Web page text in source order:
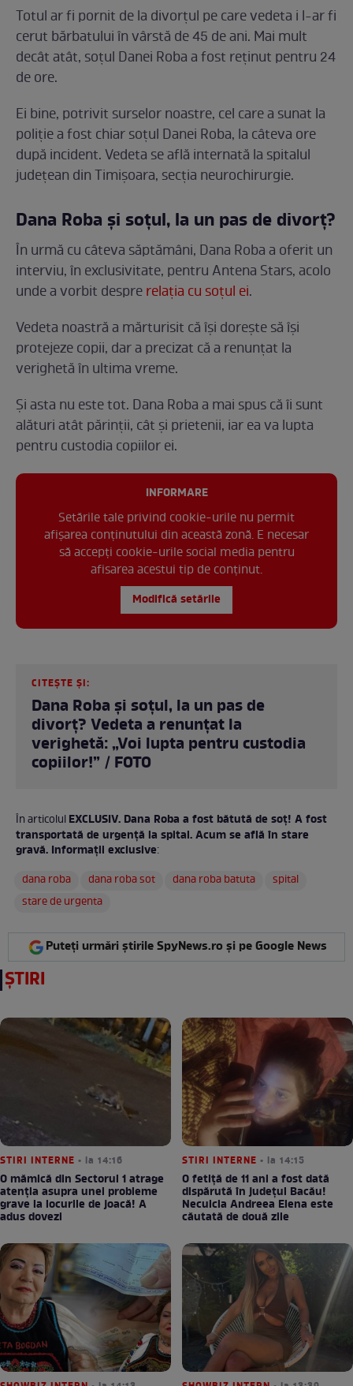
Totul ar fi pornit de la divorțul pe care vedeta i l-ar fi
cerut bărbatului în vârstă de 45 de ani. Mai mult
decât atât, soțul Danei Roba a fost reținut pentru 24
de ore.
Ei bine, potrivit surselor noastre, cel care a sunat la
poliție a fost chiar soțul Danei Roba, la câteva ore
după incident. Vedeta se află internată la spitalul
județean din Timișoara, secția neurochirurgie.
Dana Roba și soțul, la un pas de divorț?
În urmă cu câteva săptămâni, Dana Roba a oferit un
interviu, în exclusivitate, pentru Antena Stars, acolo
unde a vorbit desprerelația cu soțul ei.
Vedeta noastră a mărturisit că își dorește să își
protejeze copii, dar a precizat că a renunțat la
verighetă în ultima vreme.
Și asta nu este tot. Dana Roba a mai spus că îi sunt
alături atât părinții, cât și prietenii, iar ea va lupta
pentru custodia copiilor ei.
INFORMARE
Setările tale privind cookie-urile nu permit
afișarea conținutului din această zonă. E necesar
să accepți cookie-urile social media pentru
afisarea acestui tip de conținut.
Modifică setările
CITEȘTE ȘI:
Dana Roba și soțul, la un pas de
divorț? Vedeta a renunțat la
verighetă: „Voi lupta pentru custodia
copiilor!” / FOTO
În articolulEXCLUSIV. Dana Roba a fost bătută de soț! A fost
transportată de urgență la spital. Acum se află în stare
gravă. Informații exclusive:
dana roba
dana roba sot dana roba batuta
spital
stare de urgenta
Puteți urmări știrile SpyNews.ro și pe Google News
ȘTIRI
STIRI INTERNE • la 14:16
O mămică din Sectorul 1 atrage
atenția asupra unei probleme
grave la locurile de joacă! A
adus dovezi
STIRI INTERNE • la 14:15
O fetiță de 11 ani a fost dată
dispărută în județul Bacău!
Neculcia Andreea Elena este
căutată de două zile